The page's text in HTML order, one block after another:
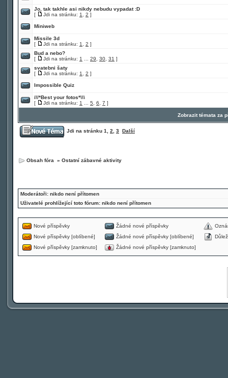
Jo, tak takhle asi nikdy nebudu vypadat :D
[
Jdi na stránku: 1 2 ]
Miniweb
Missile 3d
[
Jdi na stránku: 1 2 ]
Bud a nebo?
[
Jdi na stránku: 1 29 30 31 ]
svatebni šaty
[
Jdi na stránku: 1 2 ]
Impossible Quiz
///*Best your fotos*\\\
[
Jdi na stránku: 1 5 6 7 ]
Zobrazit témata za
Jdi na stránku 1 2 3 Další
Obsah fóra » Ostatní zábavné aktivity
Moderátoři: nikdo není přítomen
Uživatelé prohlížející toto fórum: nikdo není přítomen
Nové příspěvky Žádné nové příspěvky
Nové příspěvky [oblíbené]
Žádné nové příspěvky [oblíbené]
Nové příspěvky [zamknuto]
Žádné nové příspěvky [zamknuto]